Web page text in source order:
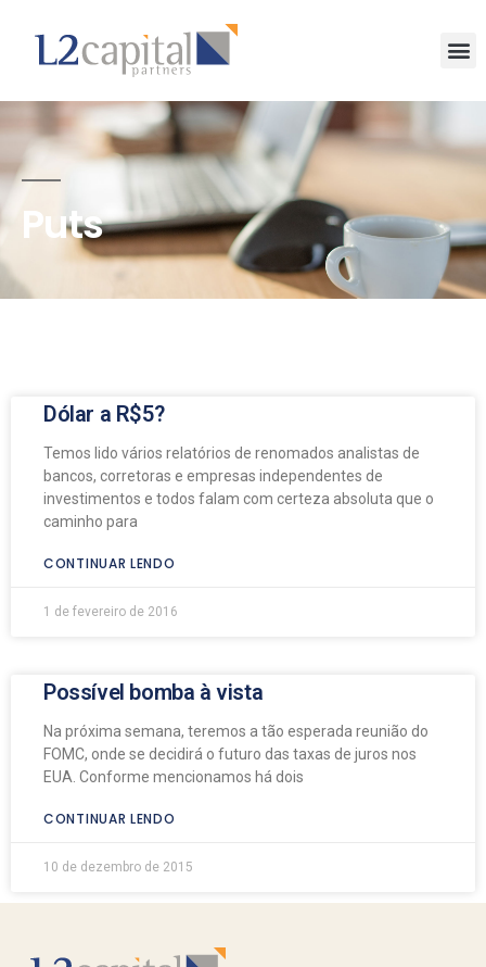
Puts
Dólar a R$5?
Temos lido vários relatórios de renomados analistas de
bancos, corretoras e empresas independentes de
investimentos e todos falam com certeza absoluta que o
caminho para
CONTINUAR LENDO
1 de fevereiro de 2016
Possível bomba à vista
Na próxima semana, teremos a tão esperada reunião do
FOMC, onde se decidirá o futuro das taxas de juros nos
EUA. Conforme mencionamos há dois
CONTINUAR LENDO
10 de dezembro de 2015